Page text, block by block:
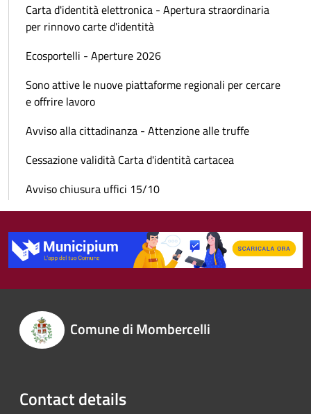
Carta d'identità elettronica - Apertura straordinaria
per rinnovo carte d'identità
Ecosportelli - Aperture 2026
Sono attive le nuove piattaforme regionali per cercare
e offrire lavoro
Avviso alla cittadinanza - Attenzione alle truffe
Cessazione validità Carta d'identità cartacea
Avviso chiusura uffici 15/10
Comune di Mombercelli
Contact details